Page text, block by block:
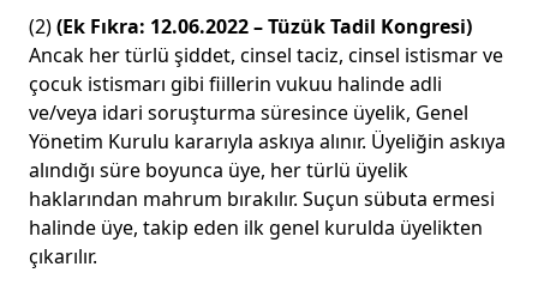
(2)(Ek Fıkra: 12.06.2022 – Tüzük Tadil Kongresi)
Ancak her türlü şiddet, cinsel taciz, cinsel istismar ve
çocuk istismarı gibi fiillerin vukuu halinde adli
ve/veya idari soruşturma süresince üyelik, Genel
Yönetim Kurulu kararıyla askıya alınır. Üyeliğin askıya
alındığı süre boyunca üye, her türlü üyelik
haklarından mahrum bırakılır. Suçun sübuta ermesi
halinde üye, takip eden ilk genel kurulda üyelikten
çıkarılır.